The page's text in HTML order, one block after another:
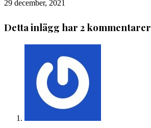
29 december, 2021
Detta inlägg har 2 kommentarer